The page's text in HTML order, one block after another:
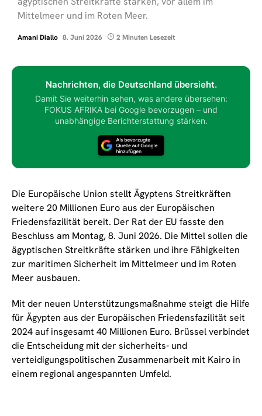
Mittelmeer und im Roten Meer.
Amani Diallo 8. Juni 2026 2 Minuten Lesezeit
Nachrichten, die Deutschland übersieht.
Damit Sie weiterhin sehen, was andere übersehen:
FOKUS AFRIKA bei Google bevorzugen – und
unabhängige Berichterstattung stärken.
Die Europäische Union stellt Ägyptens Streitkräften
weitere 20 Millionen Euro aus der Europäischen
Friedensfazilität bereit. Der Rat der EU fasste den
Beschluss am Montag, 8. Juni 2026. Die Mittel sollen die
ägyptischen Streitkräfte stärken und ihre Fähigkeiten
zur maritimen Sicherheit im Mittelmeer und im Roten
Meer ausbauen.
Mit der neuen Unterstützungsmaßnahme steigt die Hilfe
für Ägypten aus der Europäischen Friedensfazilität seit
2024 auf insgesamt 40 Millionen Euro. Brüssel verbindet
die Entscheidung mit der sicherheits- und
verteidigungspolitischen Zusammenarbeit mit Kairo in
einem regional angespannten Umfeld.